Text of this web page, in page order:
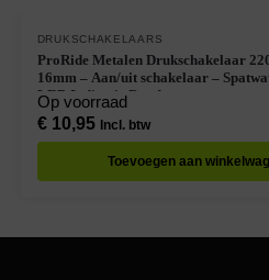
DRUKSCHAKELAARS
ProRide Metalen Drukschakelaar
16mm – Aan/uit schakelaar –
LED Indicatie Rood
Op voorraad
€10,95 Incl. btw
Toevoegen aan